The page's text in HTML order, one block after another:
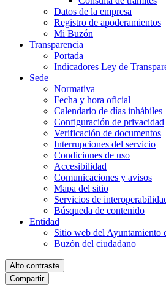
Datos de la empresa
Registro de apoderamientos
Mi Buzón
Transparencia
Portada
Indicadores Ley de
Sede
Normativa
Fecha y hora oficial
Calendario de días inhábiles
Configuración de privacidad
Verificación de documentos
Interrupciones del servicio
Condiciones de uso
Accesibilidad
Comunicaciones y avisos
Mapa del sitio
Servicios de
Búsqueda de contenido
Entidad
Sitio web del Ayuntamiento
Buzón del ciudadano
Alto contraste
Compartir